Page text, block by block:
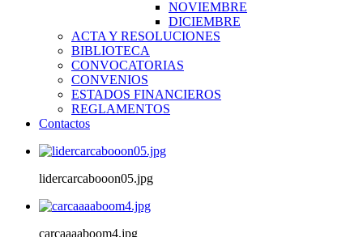
NOVIEMBRE
DICIEMBRE
ACTA Y RESOLUCIONES
BIBLIOTECA
CONVOCATORIAS
CONVENIOS
ESTADOS FINANCIEROS
REGLAMENTOS
Contactos
lidercarcabooon05.jpg
carcaaaaboom4.jpg